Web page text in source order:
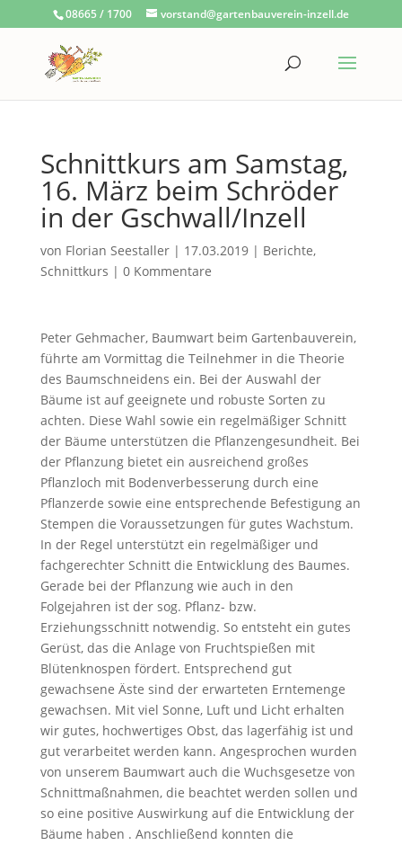
08665 / 1700 vorstand@gartenbauverein-inzell.de
Schnittkurs am Samstag,
16. März beim Schröder
in der Gschwall/Inzell
von Florian Seestaller| 17.03.2019| Berichte,
Schnittkurs | 0 Kommentare
Peter Gehmacher, Baumwart beim Gartenbauverein,
führte am Vormittag die Teilnehmer in die Theorie
des Baumschneidens ein. Bei der Auswahl der
Bäume ist auf geeignete und robuste Sorten zu
achten. Diese Wahl sowie ein regelmäßiger Schnitt
der Bäume unterstützen die Pflanzengesundheit. Bei
der Pflanzung bietet ein ausreichend großes
Pflanzloch mit Bodenverbesserung durch eine
Pflanzerde sowie eine entsprechende Befestigung an
Stempen die Voraussetzungen für gutes Wachstum.
In der Regel unterstützt ein regelmäßiger und
fachgerechter Schnitt die Entwicklung des Baumes.
Gerade bei der Pflanzung wie auch in den
Folgejahren ist der sog. Pflanz- bzw.
Erziehungsschnitt notwendig. So entsteht ein gutes
Gerüst, das die Anlage von Fruchtspießen mit
Blütenknospen fördert. Entsprechend gut
gewachsene Äste sind der erwarteten Erntemenge
gewachsen. Mit viel Sonne, Luft und Licht erhalten
wir gutes, hochwertiges Obst, das lagerfähig ist und
gut verarbeitet werden kann. Angesprochen wurden
von unserem Baumwart auch die Wuchsgesetze von
Schnittmaßnahmen, die beachtet werden sollen und
so eine positive Auswirkung auf die Entwicklung der
Bäume haben . Anschließend konnten die